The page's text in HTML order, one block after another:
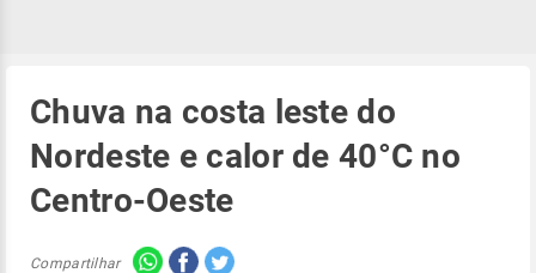
Chuva na costa leste do
Nordeste e calor de 40°C no
Centro-Oeste
Compartilhar